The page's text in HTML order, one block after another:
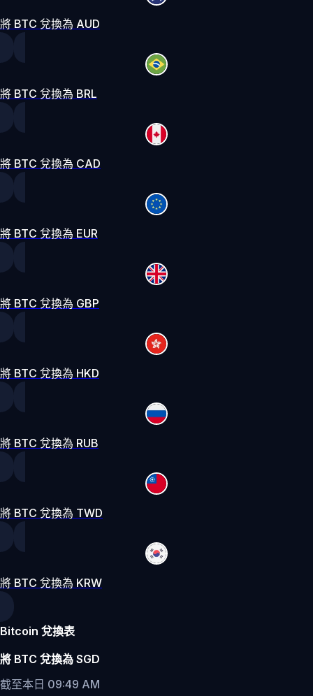
將 BTC 兌換為 AUD
將 BTC 兌換為 BRL
將 BTC 兌換為 CAD
將 BTC 兌換為 EUR
將 BTC 兌換為 GBP
將 BTC 兌換為 HKD
將 BTC 兌換為 RUB
將 BTC 兌換為 TWD
將 BTC 兌換為 KRW
Bitcoin 兌換表
將 BTC 兌換為 SGD
截至本日 09:49 AM